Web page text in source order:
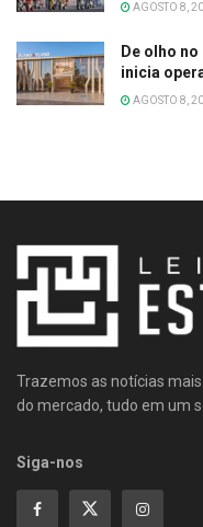
AGOSTO 8,
De olho
inicia
AGOSTO 8,
Trazemos as notícias
do mercado, tudo em um
Siga-nos